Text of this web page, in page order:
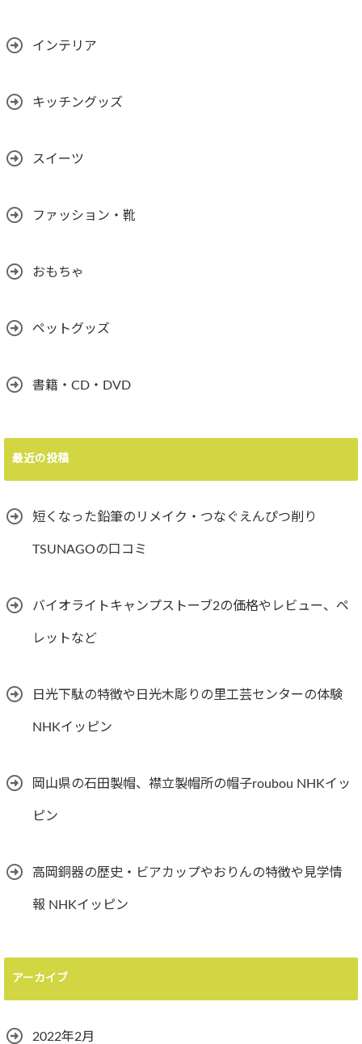
インテリア
キッチングッズ
スイーツ
ファッション・靴
おもちゃ
ペットグッズ
書籍・CD・DVD
最近の投稿
短くなった鉛筆のリメイク・つなぐえんぴつ削り
TSUNAGOの口コミ
バイオライトキャンプストーブ2の価格やレビュー、ペ
レットなど
日光下駄の特徴や日光木彫りの里工芸センターの体験
NHKイッピン
岡山県の石田製帽、襟立製帽所の帽子roubou NHKイッ
ピン
高岡銅器の歴史・ビアカップやおりんの特徴や見学情
報 NHKイッピン
アーカイブ
2022年2月